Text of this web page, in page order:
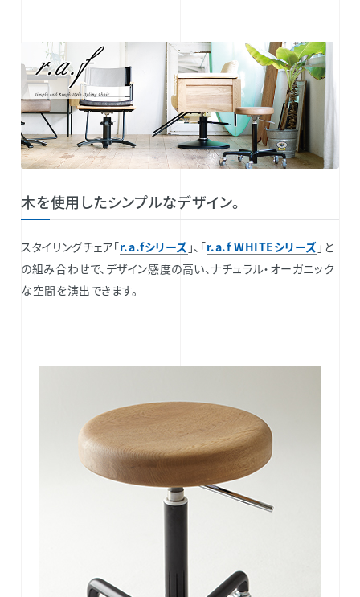
木を使用したシンプルなデザイン。
スタイリングチェア「r.a.fシリーズ 」、「r.a.f WHITEシリーズ 」と
の組み合わせで、デザイン感度の高い、ナチュラル・オーガニック
な空間を演出できます。